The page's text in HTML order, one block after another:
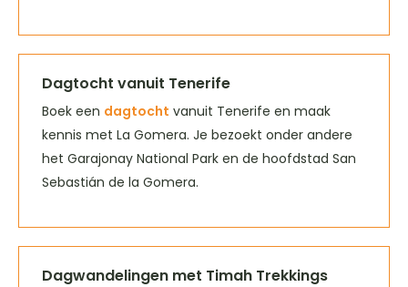
Dagtocht vanuit Tenerife
Boek een dagtocht vanuit Tenerife en maak
kennis met La Gomera. Je bezoekt onder andere
het Garajonay National Park en de hoofdstad San
Sebastián de la Gomera.
Dagwandelingen met Timah Trekkings